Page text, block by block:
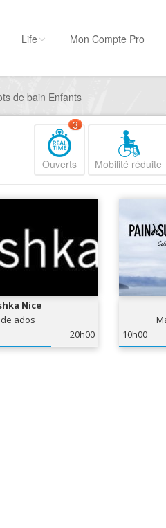
Hôtels, ...
Visiter
Mode, ...
Plages,
Tourisme,
Life Mon Compte Pro
de bain Enfants
Ouverts
3
Mobilité réduite
Nice
ados
20h00
10h00